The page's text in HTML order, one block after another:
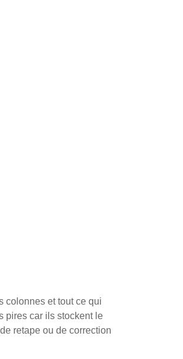
colonnes et tout ce qui
pires car ils stockent le
retape ou de correction